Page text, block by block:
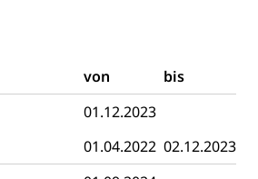
von
bis
01.12.2023
01.04.2022 02.12.2023